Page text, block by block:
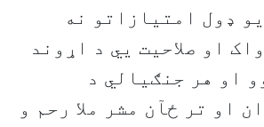
ډول امتیازاتو نه
او صلاحیت يي د اړوند
او هر جنګیالي د
او تر ځآن مشر ملا رحم و